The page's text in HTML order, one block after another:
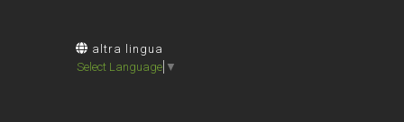
altra lingua
Select Language ▼